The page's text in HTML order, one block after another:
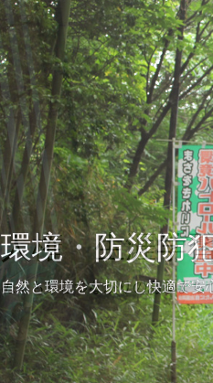
人権・生涯学
ぬくもりとつながりのあるまち
環境・防災防
自然と環境を大切にし快適で安